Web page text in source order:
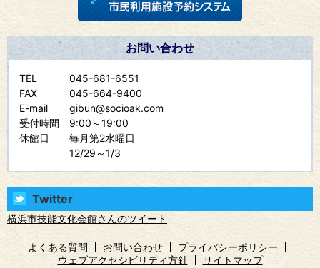
お問い合わせ
TEL
045-681-6551
FAX
045-664-9400
E-mail
gibun@socioak.com
受付時間
9:00～19:00
休館日
毎月第2水曜日
12/29～1/3
Twitter
横浜市技能文化会館さんのツイート
よくある質問 お問い合わせ
プライバシーポリシー
ウェブアクセシビリティ方針
サイトマップ